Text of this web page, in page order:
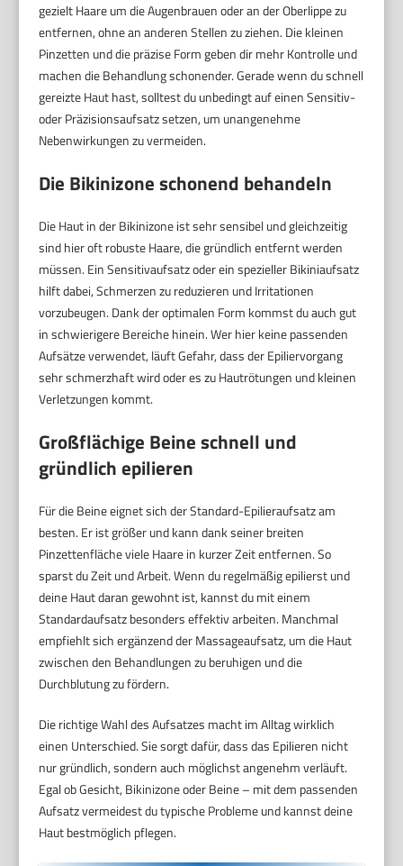
gezielt Haare um die Augenbrauen oder an der Oberlippe zu
entfernen, ohne an anderen Stellen zu ziehen. Die kleinen
Pinzetten und die präzise Form geben dir mehr Kontrolle und
machen die Behandlung schonender. Gerade wenn du schnell
gereizte Haut hast, solltest du unbedingt auf einen Sensitiv-
oder Präzisionsaufsatz setzen, um unangenehme
Nebenwirkungen zu vermeiden.
Die Bikinizone schonend behandeln
Die Haut in der Bikinizone ist sehr sensibel und gleichzeitig
sind hier oft robuste Haare, die gründlich entfernt werden
müssen. Ein Sensitivaufsatz oder ein spezieller Bikiniaufsatz
hilft dabei, Schmerzen zu reduzieren und Irritationen
vorzubeugen. Dank der optimalen Form kommst du auch gut
in schwierigere Bereiche hinein. Wer hier keine passenden
Aufsätze verwendet, läuft Gefahr, dass der Epiliervorgang
sehr schmerzhaft wird oder es zu Hautrötungen und kleinen
Verletzungen kommt.
Großflächige Beine schnell und
gründlich epilieren
Für die Beine eignet sich der Standard-Epilieraufsatz am
besten. Er ist größer und kann dank seiner breiten
Pinzettenfläche viele Haare in kurzer Zeit entfernen. So
sparst du Zeit und Arbeit. Wenn du regelmäßig epilierst und
deine Haut daran gewohnt ist, kannst du mit einem
Standardaufsatz besonders effektiv arbeiten. Manchmal
empfiehlt sich ergänzend der Massageaufsatz, um die Haut
zwischen den Behandlungen zu beruhigen und die
Durchblutung zu fördern.
Die richtige Wahl des Aufsatzes macht im Alltag wirklich
einen Unterschied. Sie sorgt dafür, dass das Epilieren nicht
nur gründlich, sondern auch möglichst angenehm verläuft.
Egal ob Gesicht, Bikinizone oder Beine – mit dem passenden
Aufsatz vermeidest du typische Probleme und kannst deine
Haut bestmöglich pflegen.